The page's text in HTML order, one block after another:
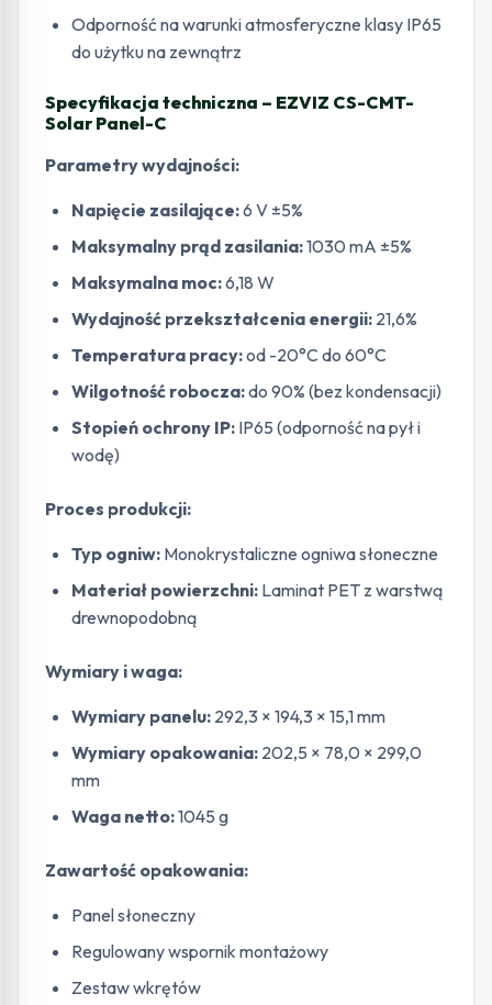
Odporność na warunki atmosferyczne klasy IP65
do użytku na zewnątrz
Specyfikacja techniczna – EZVIZ CS-CMT-
Solar Panel-C
Parametry wydajności:
Napięcie zasilające:6 V ±5%
Maksymalny prąd zasilania:1030 mA ±5%
Maksymalna moc:6,18 W
Wydajność przekształcenia energii: 21,6%
Temperatura pracy:od -20°C do 60°C
Wilgotność robocza:do 90% (bez kondensacji)
Stopień ochrony IP: IP65 (odporność na pył i
wodę)
Proces produkcji:
Typ ogniw: Monokrystaliczne ogniwa słoneczne
Materiał powierzchni: Laminat PET z warstwą
drewnopodobną
Wymiary i waga:
Wymiary panelu: 292,3 × 194,3 × 15,1 mm
Wymiary opakowania: 202,5 × 78,0 × 299,0
mm
Waga netto:1045 g
Zawartość opakowania:
Panel słoneczny
Regulowany wspornik montażowy
Zestaw wkrętów